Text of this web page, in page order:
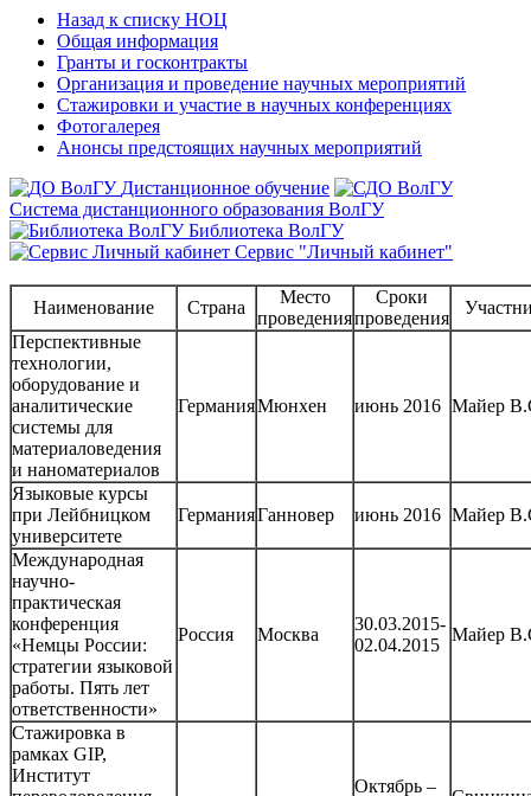
Назад к списку НОЦ
Общая информация
Гранты и госконтракты
Организация и проведение научных мероприятий
Стажировки и участие в научных конференциях
Фотогалерея
Анонсы предстоящих научных мероприятий
Дистанционное обучение
Система дистанционного образования ВолГУ
Библиотека ВолГУ
Сервис "Личный кабинет"
Наименование Страна
Место
проведения
Сроки
проведения
Перспективные
технологии,
оборудование и
аналитические
системы для
материаловедения
и наноматериалов
ГерманияМюнхен июнь 2016 Майер
Языковые курсы
при Лейбницком
университете
ГерманияГанновер июнь 2016 Майер
Международная
научно-
практическая
конференция
«Немцы России:
стратегии языковой
работы. Пять лет
ответственности»
Россия Москва
30.03.2015-
02.04.2015
Майер
Стажировка в
рамках GIP,
Институт
Октябрь –